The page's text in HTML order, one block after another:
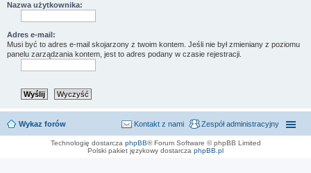
Nazwa użytkownika:
Adres e-mail:
Musi być to adres e-mail skojarzony z twoim kontem. Jeśli nie był zmieniany z poziomu
panelu zarządzania kontem, jest to adres podany w czasie rejestracji.
Wykaz forów Zespół administracyjny
Kontakt z nami
Technologię dostarcza phpBB® Forum Software © phpBB Limited
Polski pakiet językowy dostarcza phpBB.pl